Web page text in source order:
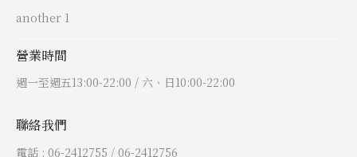
another 1
營業時間
週一至週五13:00-22:00 / 六、日10:00-22:00
聯絡我們
電話 : 06-2412755 / 06-2412756